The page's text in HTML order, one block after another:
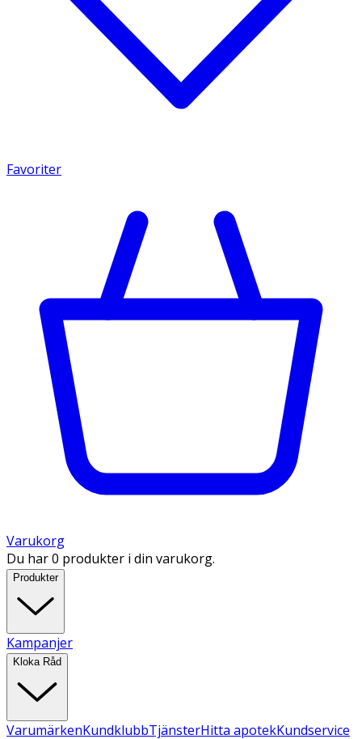
Favoriter
Varukorg
Du har 0 produkter i din varukorg.
Produkter
Kampanjer
Kloka Råd
VarumärkenKundklubbTjänsterHitta apotekKundservice